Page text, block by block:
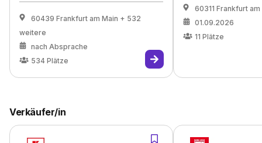
60439 Frankfurt am Main + 532
weitere
nach Absprache
534 Plätze
60311 Frankfurt am
01.09.2026
11 Plätze
Verkäufer/in